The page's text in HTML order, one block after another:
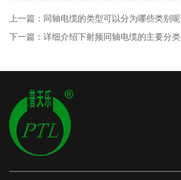
上一篇：同轴电缆的类型可以分为哪些类别呢
下一篇：详细介绍下射频同轴电缆的主要分类